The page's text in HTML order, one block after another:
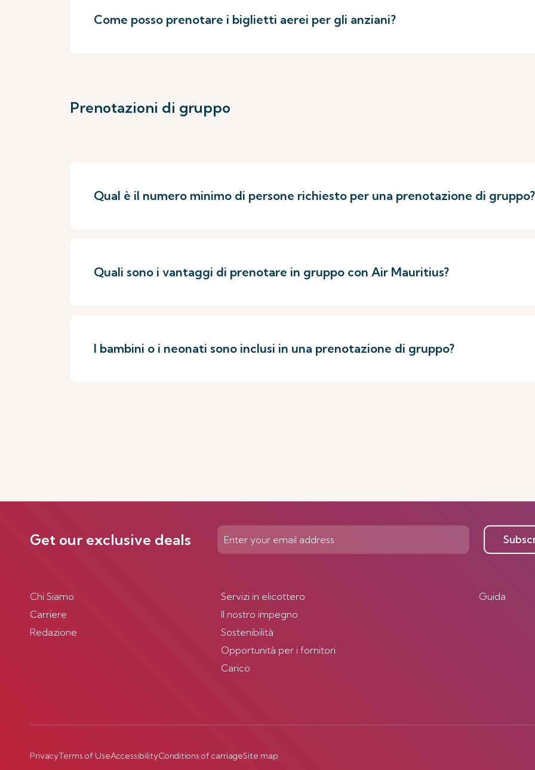
Come posso prenotare i biglietti aerei per gli anziani?
Prenotazioni di gruppo
Qual è il numero minimo di persone richiesto per una prenotazione di gruppo?
Quali sono i vantaggi di prenotare in gruppo con Air Mauritius?
I bambini o i neonati sono inclusi in una prenotazione di gruppo?
Get our exclusive deals
Chi Siamo
Carriere
Redazione
Servizi in elicottero
Il nostro impegno
Sostenibilità
Opportunità per i fornitori
Carico
Guida
PrivacyTerms of UseAccessibilityConditions of carriageSite map